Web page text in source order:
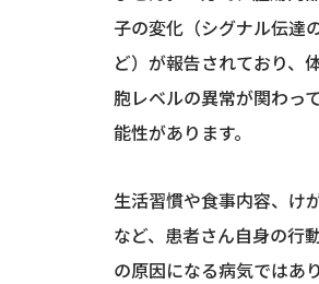
子の変化（シグナル伝達
ど）が報告されており、
胞レベルの異常が関わっ
能性があります。
生活習慣や食事内容、け
など、患者さん自身の行
の原因になる病気ではあ